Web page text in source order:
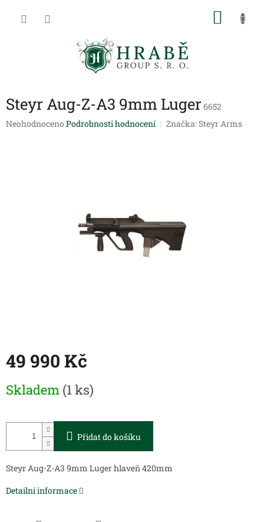
Steyr Aug-Z-A3 9mm Luger6652
Průměrné
Neohodnoceno Podrobnosti hodnocení Značka:Steyr Arms
49 990 Kč
cena:
Skladem (1 ks)
Přidat do košíku
Steyr Aug-Z-A3 9mm Luger hlaveň 420mm
Detailní informace